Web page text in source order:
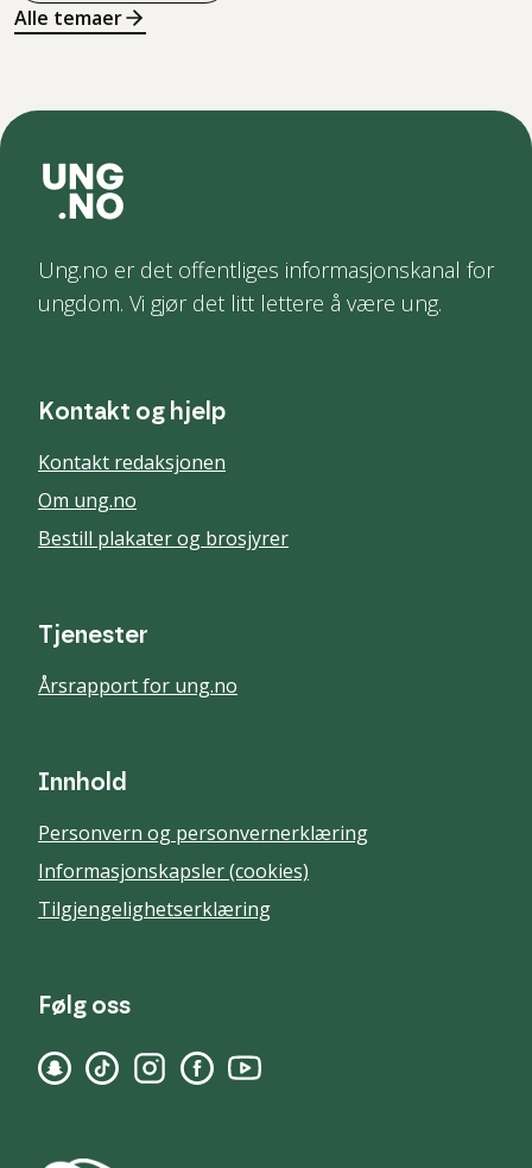
Alle temaer
Ung.no er det offentliges informasjonskanal for
ungdom. Vi gjør det litt lettere å være ung.
Kontakt og hjelp
Kontakt redaksjonen
Om ung.no
Bestill plakater og brosjyrer
Tjenester
Årsrapport for ung.no
Innhold
Personvern og personvernerklæring
Informasjonskapsler (cookies)
Tilgjengelighetserklæring
Følg oss